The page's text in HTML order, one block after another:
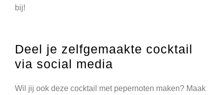
bij!
Deel je zelfgemaakte cocktail
via social media
Wil jij ook deze cocktail met pepernoten maken? Maak